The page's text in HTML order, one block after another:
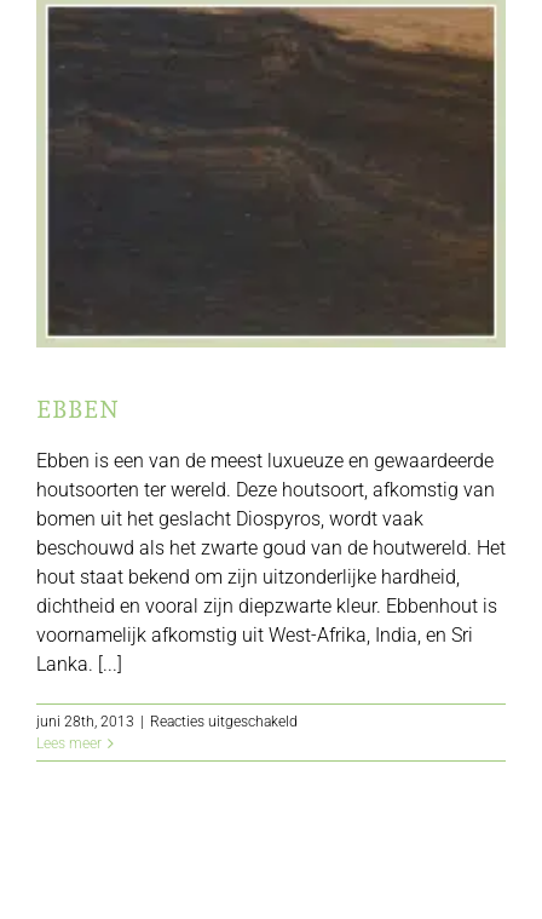
EBBEN
Ebben is een van de meest luxueuze en gewaardeerde
houtsoorten ter wereld. Deze houtsoort, afkomstig van
bomen uit het geslacht Diospyros, wordt vaak
beschouwd als het zwarte goud van de houtwereld. Het
hout staat bekend om zijn uitzonderlijke hardheid,
dichtheid en vooral zijn diepzwarte kleur. Ebbenhout is
voornamelijk afkomstig uit West-Afrika, India, en Sri
Lanka. [...]
juni 28th, 2013 | Reacties uitgeschakeld
Lees meer